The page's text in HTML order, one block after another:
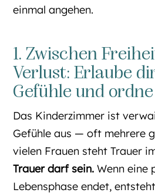
einmal angehen.
1. Zwischen
Verlust: Erlaube
Gefühle und
Das Kinderzimmer ist
Gefühle aus — oft mehrere
vielen Frauen steht Trauer
Trauer darf sein. Wenn eine
Lebensphase endet,